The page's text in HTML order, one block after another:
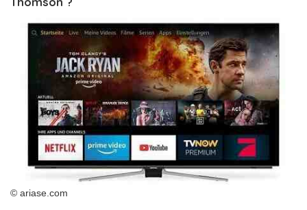
© ariase.com